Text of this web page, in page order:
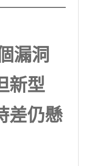
漏洞
新型
差仍懸